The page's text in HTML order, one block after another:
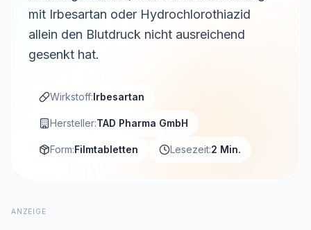
mit Irbesartan oder Hydrochlorothiazid
allein den Blutdruck nicht ausreichend
gesenkt hat.
Wirkstoff:Irbesartan
Hersteller:TAD Pharma GmbH
Form:Filmtabletten Lesezeit:2 Min.
ANZEIGE